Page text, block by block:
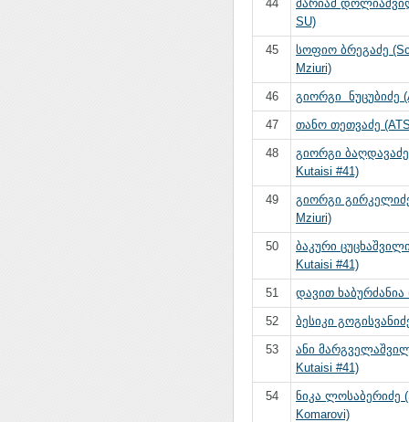
44
მარიამ
SU)
45
სოფიო ბრეგაძე
Mziuri)
46 გიორგი ნუცუბიძე
47 თანო თეთვაძე
48
გიორგი
Kutaisi #41)
49
გიორგი
Mziuri)
50
ბაკური
Kutaisi #41)
51 დავით ხაბურძანია
52 ბესიკი
53
ანი
Kutaisi #41)
54
ნიკა ლოსაბერიძე
Komarovi)